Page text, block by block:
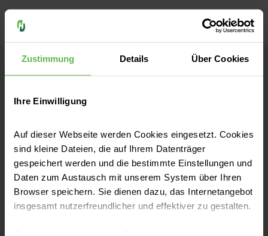
Zustimmung Details Über Cookies
Ihre Einwilligung
Auf dieser Webseite werden Cookies eingesetzt. Cookies
sind kleine Dateien, die auf Ihrem Datenträger
gespeichert werden und die bestimmte Einstellungen und
Daten zum Austausch mit unserem System über Ihren
Browser speichern. Sie dienen dazu, das Internetangebot
insgesamt nutzerfreundlicher und effektiver zu gestalten.
Helios Klinik Attendorn
Hohler Weg 9
57439 Attendorn
Anfahrt auf Google Maps
Tel: